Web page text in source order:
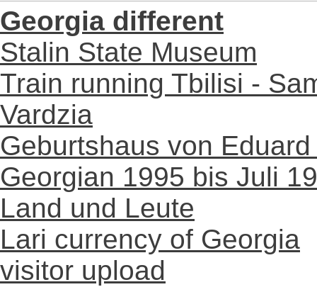
Georgia different
Stalin State Museum
Train running Tbilisi -
Vardzia
Geburtshaus von
Georgian 1995 bis Juli
Land und Leute
Lari currency of Georgia
visitor upload